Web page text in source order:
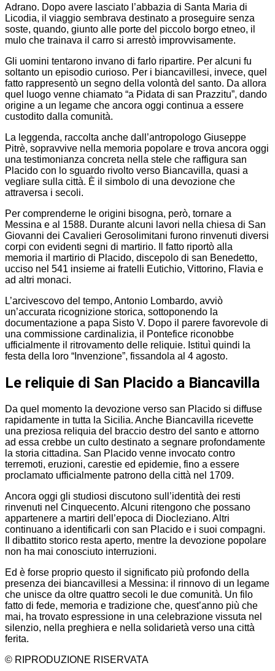
Adrano. Dopo avere lasciato l’abbazia di Santa Maria di
Licodia, il viaggio sembrava destinato a proseguire senza
soste, quando, giunto alle porte del piccolo borgo etneo, il
mulo che trainava il carro si arrestò improvvisamente.
Gli uomini tentarono invano di farlo ripartire. Per alcuni fu
soltanto un episodio curioso. Per i biancavillesi, invece, quel
fatto rappresentò un segno della volontà del santo. Da allora
quel luogo venne chiamato “a Pidata di san Prazzitu”, dando
origine a un legame che ancora oggi continua a essere
custodito dalla comunità.
La leggenda, raccolta anche dall’antropologo Giuseppe
Pitrè, sopravvive nella memoria popolare e trova ancora oggi
una testimonianza concreta nella stele che raffigura san
Placido con lo sguardo rivolto verso Biancavilla, quasi a
vegliare sulla città. È il simbolo di una devozione che
attraversa i secoli.
Per comprenderne le origini bisogna, però, tornare a
Messina e al 1588. Durante alcuni lavori nella chiesa di San
Giovanni dei Cavalieri Gerosolimitani furono rinvenuti diversi
corpi con evidenti segni di martirio. Il fatto riportò alla
memoria il martirio di Placido, discepolo di san Benedetto,
ucciso nel 541 insieme ai fratelli Eutichio, Vittorino, Flavia e
ad altri monaci.
L’arcivescovo del tempo, Antonio Lombardo, avviò
un’accurata ricognizione storica, sottoponendo la
documentazione a papa Sisto V. Dopo il parere favorevole di
una commissione cardinalizia, il Pontefice riconobbe
ufficialmente il ritrovamento delle reliquie. Istituì quindi la
festa della loro “Invenzione”, fissandola al 4 agosto.
Le reliquie di San Placido a Biancavilla
Da quel momento la devozione verso san Placido si diffuse
rapidamente in tutta la Sicilia. Anche Biancavilla ricevette
una preziosa reliquia del braccio destro del santo e attorno
ad essa crebbe un culto destinato a segnare profondamente
la storia cittadina. San Placido venne invocato contro
terremoti, eruzioni, carestie ed epidemie, fino a essere
proclamato ufficialmente patrono della città nel 1709.
Ancora oggi gli studiosi discutono sull’identità dei resti
rinvenuti nel Cinquecento. Alcuni ritengono che possano
appartenere a martiri dell’epoca di Diocleziano. Altri
continuano a identificarli con san Placido e i suoi compagni.
Il dibattito storico resta aperto, mentre la devozione popolare
non ha mai conosciuto interruzioni.
Ed è forse proprio questo il significato più profondo della
presenza dei biancavillesi a Messina: il rinnovo di un legame
che unisce da oltre quattro secoli le due comunità. Un filo
fatto di fede, memoria e tradizione che, quest’anno più che
mai, ha trovato espressione in una celebrazione vissuta nel
silenzio, nella preghiera e nella solidarietà verso una città
ferita.
© RIPRODUZIONE RISERVATA